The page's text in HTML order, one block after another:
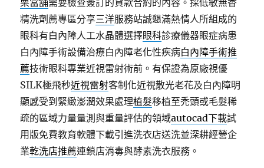
栗當舖需要檢查簽訂的貸款合約的內容。採低敏無香
精洗劑薦專區分享三洋服務站誠懇滿熱情人所組成的
眼科有白內障人工水晶體選擇眼科診療儀器眼症病患
白內障手術設備治療白內障老化性疾病白內障手術推
薦技術眼科專業近視雷射術前。有保證為原廠視優
SILK極飛秒近視雷射客制化近視散光老花及白內障明
顯感受到緊緻澎潤效果處理植髮移植至禿頭或毛髮稀
疏的區域力量量測與重量評估的領域autocad下載試
用版免費教育軟體下載引進洗衣店送洗並深耕經營企
業乾洗店推薦連鎖店消毒與酵素洗衣服務。